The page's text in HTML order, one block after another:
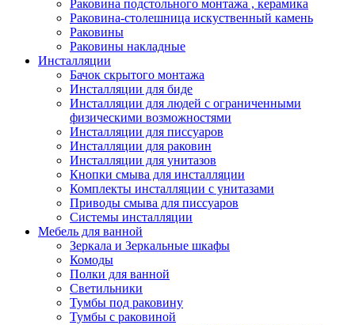
Раковина подстольного монтажа , керамика
Раковина-столешница искуственный камень
Раковины
Раковины накладные
Инсталляции
Бачок скрытого монтажа
Инсталляции для биде
Инсталляции для людей с ограниченными
физическими возможностями
Инсталляции для писсуаров
Инсталляции для раковин
Инсталляции для унитазов
Кнопки смыва для инсталляции
Комплекты инсталляции с унитазами
Приводы смыва для писсуаров
Системы инсталляции
Мебель для ванной
Зеркала и Зеркальные шкафы
Комоды
Полки для ванной
Светильники
Тумбы под раковину
Тумбы с раковиной